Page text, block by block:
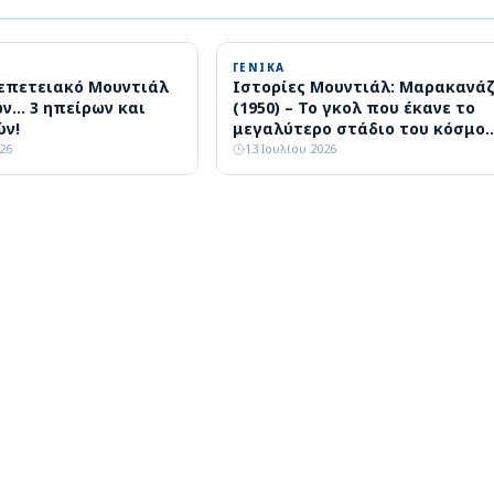
Μουντιάλ
3 ηπείρων και
ΓΕΝΙΚΑ
Ιστορίες Μουντιάλ:
(1950) – Το γκολ που έκανε το
μεγαλύτερο στάδιο του κόσμου
να σιωπήσει
13 Ιουλίου 2026